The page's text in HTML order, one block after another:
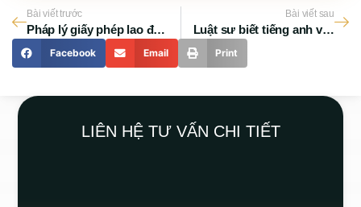
Bài viết trước
Pháp lý giấy phép lao động cho chuyên gia Trung Quốc mới nhất 2026
Bài viết sau
Luật sư biết tiếng anh và những lưu ý quan trọng khi lựa chọn
Facebook Email Print
LIÊN HỆ TƯ VẤN CHI TIẾT